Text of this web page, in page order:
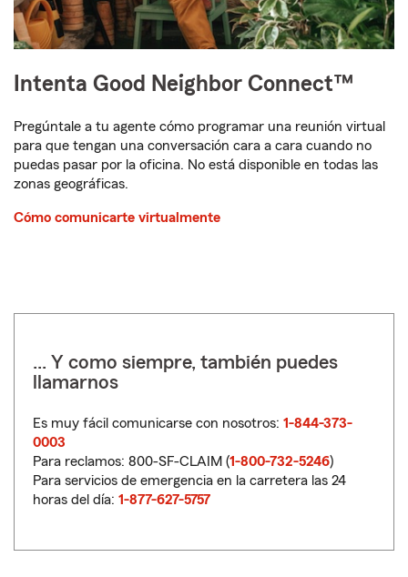
Intenta Good Neighbor Connect™
Pregúntale a tu agente cómo programar una reunión virtual
para que tengan una conversación cara a cara cuando no
puedas pasar por la oficina. No está disponible en todas las
zonas geográficas.
Cómo comunicarte virtualmente
... Y como siempre, también puedes
llamarnos
Es muy fácil comunicarse con nosotros: 1-844-373-
0003
Para reclamos: 800-SF-CLAIM (1-800-732-5246)
Para servicios de emergencia en la carretera las 24
horas del día: 1-877-627-5757